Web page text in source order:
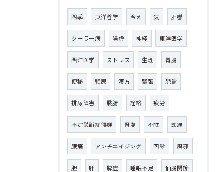
四季 東洋哲学 冷え 気 肝鬱
クーラー病 陽虚 神経 東洋医学
西洋医学 ストレス 生理 胃腸
便秘 頻尿 漢方 緊張 脈診
排尿障害 臓腑 経絡 疲労
不定愁訴症候群 腎虚 不眠 頭痛
腰痛 アンチエイジング 四診 風邪
胆 肝 脾虚 睡眠不足 仙腸関節